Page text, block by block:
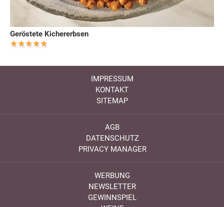
Geröstete Kichererbsen
IMPRESSUM
KONTAKT
SITEMAP
AGB
DATENSCHUTZ
PRIVACY MANAGER
WERBUNG
NEWSLETTER
GEWINNSPIEL